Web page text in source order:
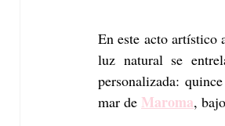
En este acto artístico
luz natural se
personalizada:
mar de Maroma,